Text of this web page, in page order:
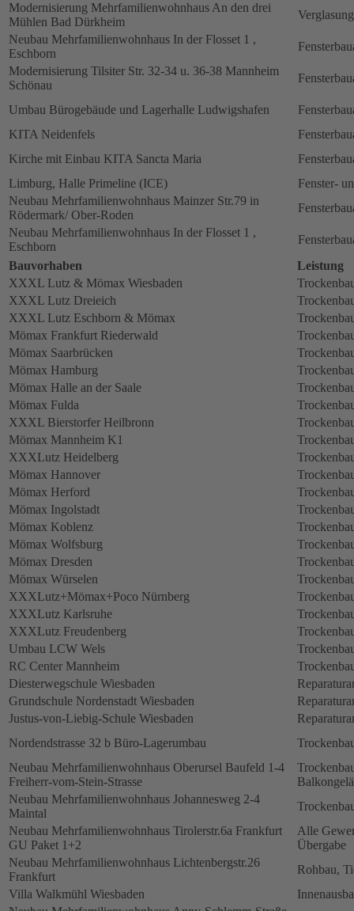
Modernisierung Mehrfamilienwohnhaus An den drei
Mühlen Bad Dürkheim
Neubau Mehrfamilienwohnhaus In der Flosset 1 ,
Eschborn
Modernisierung Tilsiter Str. 32-34 u. 36-38 Mannheim
Schönau
Umbau Bürogebäude und Lagerhalle Ludwigshafen
KITA Neidenfels
Kirche mit Einbau KITA Sancta Maria
Limburg, Halle Primeline (ICE)
Fenster-
Neubau Mehrfamilienwohnhaus Mainzer Str.79 in
Rödermark/ Ober-Roden
Neubau Mehrfamilienwohnhaus In der Flosset 1 ,
Eschborn
Bauvorhaben
Leistung
XXXL Lutz & Mömax Wiesbaden
XXXL Lutz Dreieich
XXXL Lutz Eschborn & Mömax
Mömax Frankfurt Riederwald
Mömax Saarbrücken
Mömax Hamburg
Mömax Halle an der Saale
Mömax Fulda
XXXL Bierstorfer Heilbronn
Mömax Mannheim K1
XXXLutz Heidelberg
Mömax Hannover
Mömax Herford
Mömax Ingolstadt
Mömax Koblenz
Mömax Wolfsburg
Mömax Dresden
Mömax Würselen
XXXLutz+Mömax+Poco Nürnberg
XXXLutz Karlsruhe
XXXLutz Freudenberg
Umbau LCW Wels
RC Center Mannheim
Diesterwegschule Wiesbaden
Grundschule Nordenstadt Wiesbaden
Justus-von-Liebig-Schule Wiesbaden
Nordendstrasse 32 b Büro-Lagerumbau
Neubau Mehrfamilienwohnhaus Oberursel Baufeld 1-4
Freiherr-vom-Stein-Strasse
Neubau Mehrfamilienwohnhaus Johannesweg 2-4
Maintal
Neubau Mehrfamilienwohnhaus Tirolerstr.6a Frankfurt
GU Paket 1+2
Alle
Übergabe
Neubau Mehrfamilienwohnhaus Lichtenbergstr.26
Frankfurt
Rohbau,
Villa Walkmühl Wiesbaden